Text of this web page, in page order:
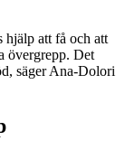
hjälp att få och att
övergrepp. Det
säger Ana-Dolori